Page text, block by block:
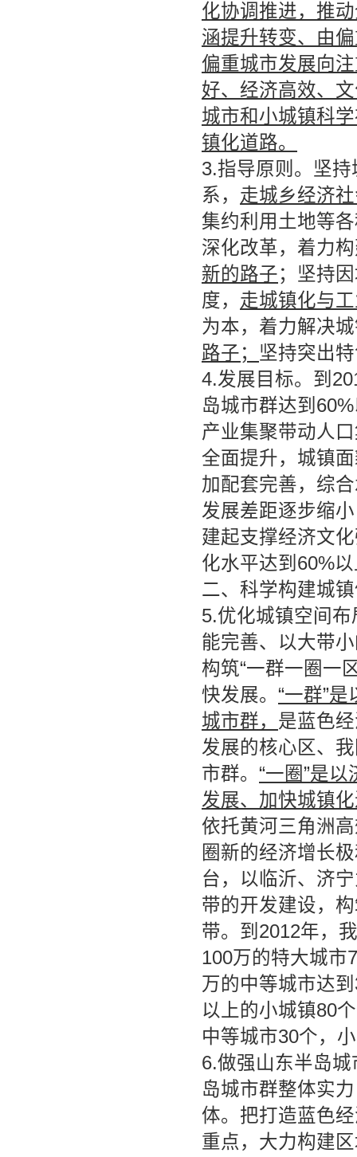
化协调推进，推
涵提升转变、由
偏重城市发展向
好、经济高效、
城市和小城镇科
镇化道路。
3.指导原则。坚
系， 走城乡经济
集约利用土地等
深化改革，着力
新的路子；坚持
度， 走城镇化与
为本，着力解决
路子； 坚持突出
4.发展目标。到
岛城市群达到
产业集聚带动人
全面提升，城镇
加配套完善，综
发展差距逐步缩
建起支撑经济文
化水平达到60%
二、科学构建城
5.优化城镇空间
能完善、以大带
构筑“一群一圈一
快发展。 “一群”
城市群， 是蓝色
发展的核心区、
市群。 “一圈”是
发展、加快城镇
依托黄河三角洲
圈新的经济增长
台，以临沂、济
带的开发建设，
带。 到2012年，
100万的特大城市
万的中等城市达
以上的小城镇80
中等城市30个，
6.做强山东半岛
岛城市群整体实
体。把打造蓝色
重点，大力构建